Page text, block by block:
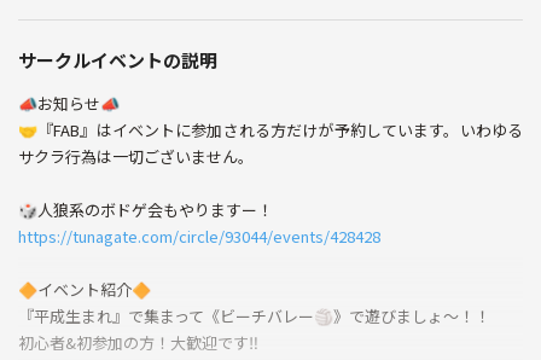
サークルイベントの説明
📣お知らせ📣
🤝『FAB』はイベントに参加される方だけが予約しています。いわゆる
サクラ行為は一切ございません。
🎲人狼系のボドゲ会もやりますー！
https://tunagate.com/circle/93044/events/428428
🔶イベント紹介🔶
『平成生まれ』で集まって《ビーチバレー🏐》で遊びましょ〜！！
初心者&初参加の方！大歓迎です‼️